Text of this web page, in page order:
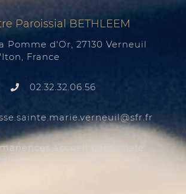
Paroissial BETHLEEM
Pomme d'Or, 27130 Verneuil
France
02.32.32.06.56
rf.rfs
accueil paroissiale
au samedi de 9:30 à 12:00